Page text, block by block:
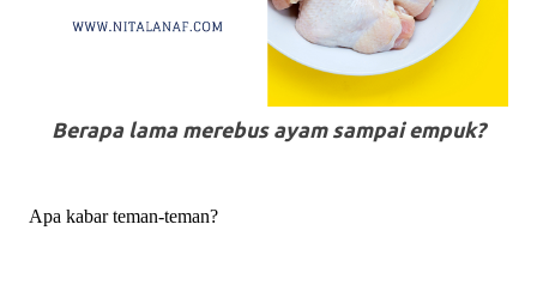
Berapa lama merebus ayam sampai empuk?
Apa kabar teman-teman?